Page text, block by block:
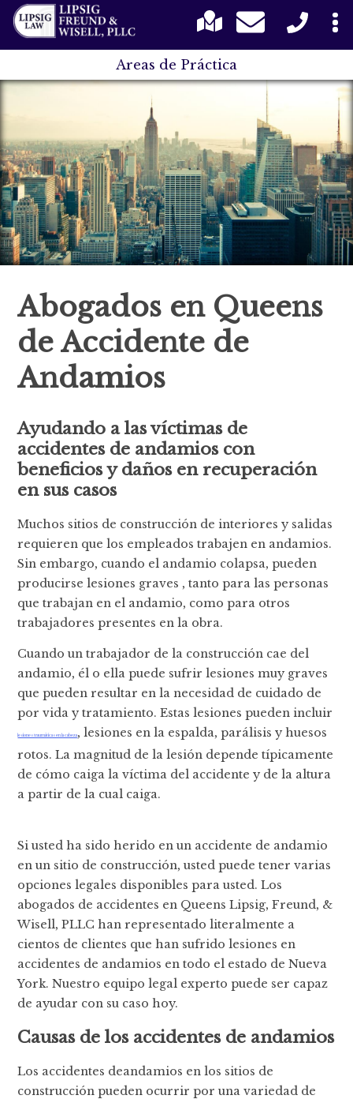
Areas de Práctica
Abogados en Queens
de Accidente de
Andamios
Ayudando a las víctimas de
accidentes de andamios con
beneficios y daños en recuperación
en sus casos
Muchos sitios de construcción de interiores y salidas
requieren que los empleados trabajen en andamios.
Sin embargo, cuando el andamio colapsa, pueden
producirse lesiones graves , tanto para las personas
que trabajan en el andamio, como para otros
trabajadores presentes en la obra.
Cuando un trabajador de la construcción cae del
andamio, él o ella puede sufrir lesiones muy graves
que pueden resultar en la necesidad de cuidado de
por vida y tratamiento. Estas lesiones pueden incluir
lesiones traumáticas en la cabeza, lesiones en la espalda, parálisis y huesos
rotos. La magnitud de la lesión depende típicamente
de cómo caiga la víctima del accidente y de la altura
a partir de la cual caiga.
Si usted ha sido herido en un accidente de andamio
en un sitio de construcción, usted puede tener varias
opciones legales disponibles para usted. Los
abogados de accidentes en Queens Lipsig, Freund, &
Wisell, PLLC han representado literalmente a
cientos de clientes que han sufrido lesiones en
accidentes de andamios en todo el estado de Nueva
York. Nuestro equipo legal experto puede ser capaz
de ayudar con su caso hoy.
Causas de los accidentes de andamios
Los accidentes deandamios en los sitios de
construcción pueden ocurrir por una variedad de